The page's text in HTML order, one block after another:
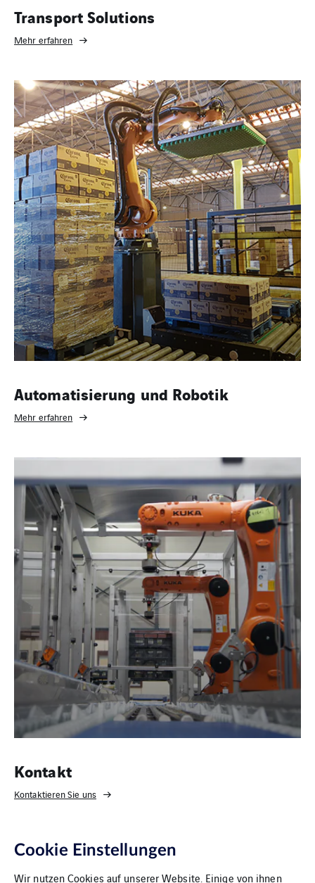
Transport Solutions
Mehr erfahren
Automatisierung und Robotik
Mehr erfahren
Kontakt
Kontaktieren Sie uns
Cookie Einstellungen
Wir nutzen Cookies auf unserer Website. Einige von ihnen